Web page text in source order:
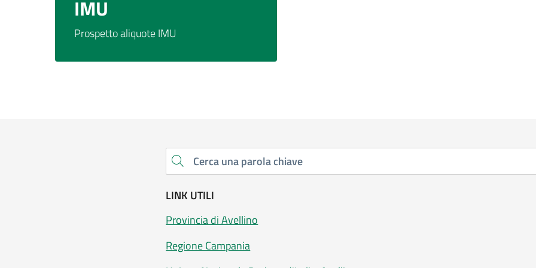
IMU
Prospetto aliquote IMU
Cerca una parola chiave
LINK UTILI
Provincia di Avellino
Regione Campania